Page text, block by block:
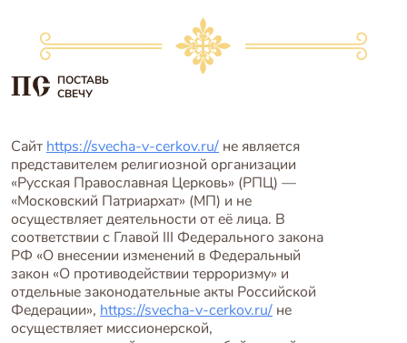
ПОСТАВЬ
СВЕЧУ
Сайт https://svecha-v-cerkov.ru/ не является
представителем религиозной организации
«Русская Православная Церковь» (РПЦ) —
«Московский Патриархат» (МП) и не
осуществляет деятельности от её лица. В
соответствии с Главой III Федерального закона
РФ «О внесении изменений в Федеральный
закон «О противодействии терроризму» и
отдельные законодательные акты Российской
Федерации», https://svecha-v-cerkov.ru/ не
осуществляет миссионерской,